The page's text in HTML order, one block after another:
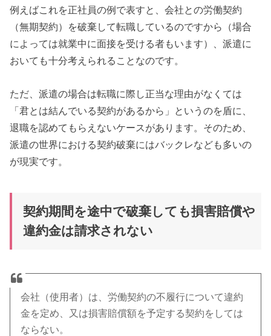
例えばこれを正社員の例で表すと、会社との労働契約
（無期契約）を破棄して転職しているのですから（場合
によっては就業中に面接を受ける者もいます）、派遣に
おいても十分考えられることなのです。
ただ、派遣の場合は転職に際し正当な理由がなくては
「君とは結んでいる契約があるから」というのを盾に、
退職を認めてもらえないケースがあります。そのため、
派遣の世界における契約破棄にはバックレなども多いの
が現実です。
契約期間を途中で破棄しても損害賠償や
違約金は請求されない
会社（使用者）は、労働契約の不履行について違約
金を定め、又は損害賠償額を予定する契約をしては
ならない。